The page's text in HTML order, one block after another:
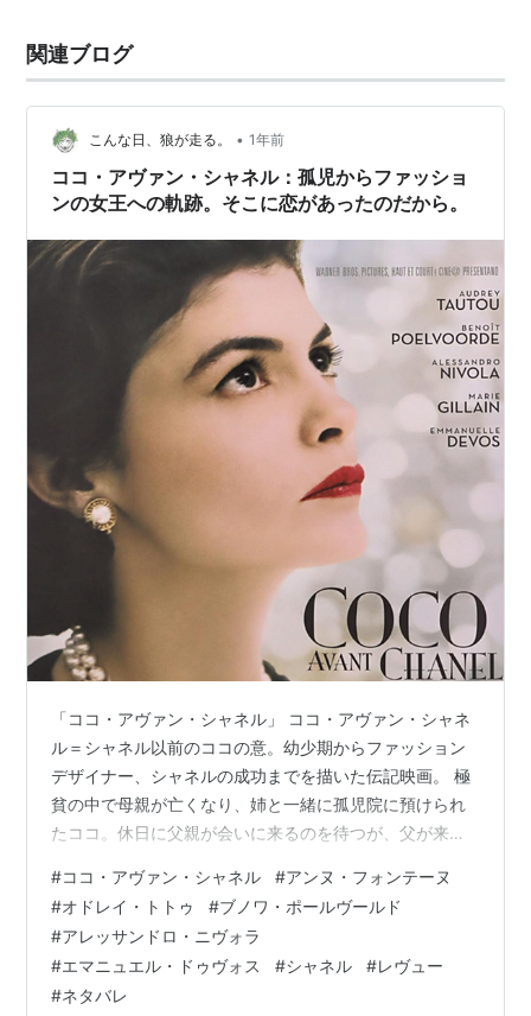
ミシェル（2001）
アメリ（2001/仏）
堕天使のパスポート （2002/英）
スパニッシュ・アパートメント（2002）
ロング・エンゲージメント（2004/仏・米）
ダ・ヴィンチ・コード
（2006）
ココ・アヴァン・シャネル
（2009）
関連ブログ
こんな日、狼が走る。 • 1年前
ココ・アヴァン・シャネル：孤児からファッショ
ンの女王への軌跡。そこに恋があったのだから。
「ココ・アヴァン・シャネル」 ココ・アヴァン・シャネ
ル＝シャネル以前のココの意。幼少期からファッション
デザイナー、シャネルの成功までを描いた伝記映画。 極
貧の中で母親が亡くなり、姉と一緒に孤児院に預けられ
たココ。休日に父親が会いに来るのを待つが、父が来る
ココの男性感、結婚感が形作られたことが見て取れる。
大人になった姉妹は昼はお針子として、夜はキャバレー
で歌を歌い生計を立てていた。気の強いココはキャバレ
ーの支配人に生意気な口を利いて失職。姉は知り合った
男爵と結婚すると言い、身分の違いからココは夢を見る
#ココ・アヴァン・シャネル #アンヌ・フォンテーヌ
#オドレイ・トトゥ #ブノワ・ポールヴールド
#アレッサンドロ・ニヴォラ
#エマニュエル・ドゥヴォス #シャネル #レヴュー
#ネタバレ